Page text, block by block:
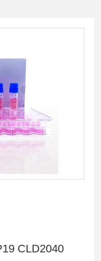
CLD2040